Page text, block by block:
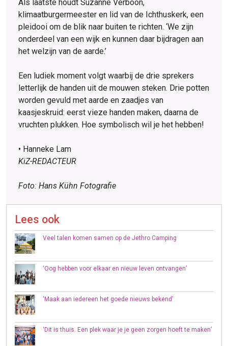
Als laatste houdt Suzanne Verboon,
klimaatburgermeester en lid van de Ichthuskerk, een
pleidooi om de blik naar buiten te richten. ‘We zijn
onderdeel van een wijk en kunnen daar bijdragen aan
het welzijn van de aarde.’
Een ludiek moment volgt waarbij de drie sprekers
letterlijk de handen uit de mouwen steken. Drie potten
worden gevuld met aarde en zaadjes van
kaasjeskruid: eerst vieze handen maken, daarna de
vruchten plukken. Hoe symbolisch wil je het hebben!
• Hanneke Lam
KiZ-REDACTEUR
Foto: Hans Kühn Fotografie
Lees ook
Veel talen komen samen op de Jethro Camping
‘Oog hebben voor elkaar en nieuw leven ontvangen’
‘Maak aan iedereen het goede nieuws bekend’
‘Dit is thuis. Een plek waar je je geen zorgen hoeft te maken’